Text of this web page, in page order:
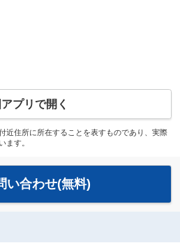
プリで開く
近住所に所在することを表すものであり、実際
ます。
い合わせ(無料)